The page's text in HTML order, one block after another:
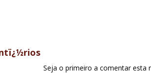
Seja o primeiro a comentar esta